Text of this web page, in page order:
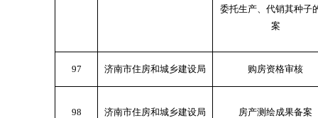
委托生产、代销其种子
案
97 济南市住房和城乡建设局 购房资格审核
98 济南市住房和城乡建设局 房产测绘成果备案